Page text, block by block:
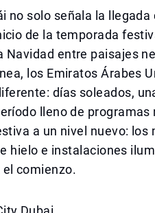
no solo señala la
de la temporada
Navidad entre paisajes
los Emiratos Árabes
días soleados,
lleno de programas
a un nivel nuevo: los
hielo e instalaciones
comienzo.